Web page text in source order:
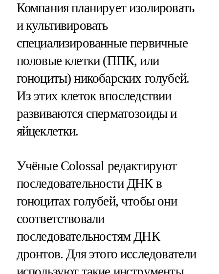
Компания планирует изолировать
и культивировать
специализированные первичные
половые клетки (ППК, или
гоноциты) никобарских голубей.
Из этих клеток впоследствии
развиваются сперматозоиды и
яйцеклетки.
Учёные Colossal редактируют
последовательности ДНК в
гоноцитах голубей, чтобы они
соответствовали
последовательностям ДНК
дронтов. Для этого исследователи